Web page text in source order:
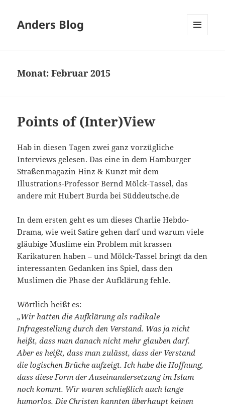
Anders Blog
Monat:Februar 2015
Points of (Inter)View
Hab in diesen Tagen zwei ganz vorzügliche
Interviews gelesen. Das eine in dem Hamburger
Straßenmagazin Hinz & Kunzt mit dem
Illustrations-Professor Bernd Mölck-Tassel, das
andere mit Hubert Burda bei Süddeutsche.de
In dem ersten geht es um dieses Charlie Hebdo-
Drama, wie weit Satire gehen darf und warum viele
gläubige Muslime ein Problem mit krassen
Karikaturen haben – und Mölck-Tassel bringt da den
interessanten Gedanken ins Spiel, dass den
Muslimen die Phase der Aufklärung fehle.
Wörtlich heißt es:
„Wir hatten die Aufklärung als radikale
Infragestellung durch den Verstand. Was ja nicht
heißt, dass man danach nicht mehr glauben darf.
Aber es heißt, dass man zulässt, dass der Verstand
die logischen Brüche aufzeigt. Ich habe die Hoffnung,
dass diese Form der Auseinandersetzung im Islam
noch kommt. Wir waren schließlich auch lange
humorlos. Die Christen kannten überhaupt keinen